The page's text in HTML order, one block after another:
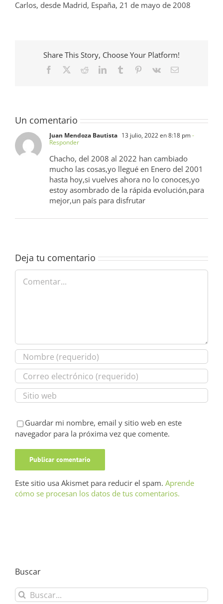
Carlos, desde Madrid, España, 21 de mayo de 2008
Share This Story, Choose Your Platform!
Facebook RedditLinkedInTumblr Pinterest
Vk
Correo
Un comentario
Juan Mendoza Bautista 13 julio, 2022 en 8:18 pm-
Responder
Chacho, del 2008 al 2022 han cambiado
mucho las cosas,yo llegué en Enero del 2001
hasta hoy,si vuelves ahora no lo conoces,yo
estoy asombrado de la rápida evolución,para
mejor,un país para disfrutar
Deja tu comentario
Comentar
Guardar mi nombre, email y sitio web en este
navegador para la próxima vez que comente.
Este sitio usa Akismet para reducir el spam. Aprende
cómo se procesan los datos de tus comentarios.
Buscar
Buscar: